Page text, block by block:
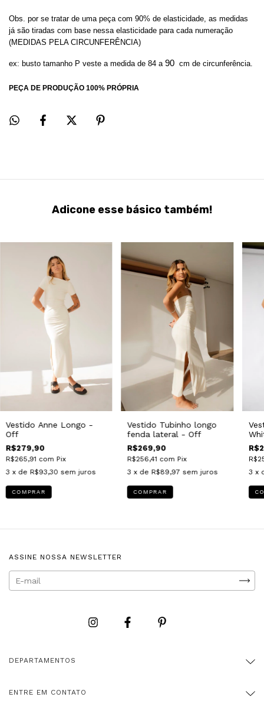
Obs. por se tratar de uma peça com 90% de elasticidade, as medidas
já são tiradas com base nessa elasticidade para cada numeração
(MEDIDAS PELA CIRCUNFERÊNCIA)
ex: busto tamanho P veste a medida de 84 a 90 cm de circunferência.
PEÇA DE PRODUÇÃO 100% PRÓPRIA
Adicone esse básico também!
Vestido Anne Longo -
Off
R$279,90
R$265,91 com Pix
3 x de R$93,30 sem juros
COMPRAR
Vestido Tubinho longo
fenda lateral - Off
R$269,90
R$256,41 com Pix
3 x de R$89,97 sem juros
COMPRAR
3 x
ASSINE NOSSA NEWSLETTER
DEPARTAMENTOS
ENTRE EM CONTATO